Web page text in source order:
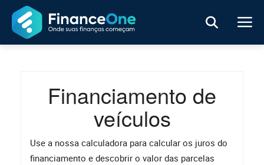
Financiamento de
veículos
Use a nossa calculadora para calcular os juros do
financiamento e descobrir o valor das parcelas